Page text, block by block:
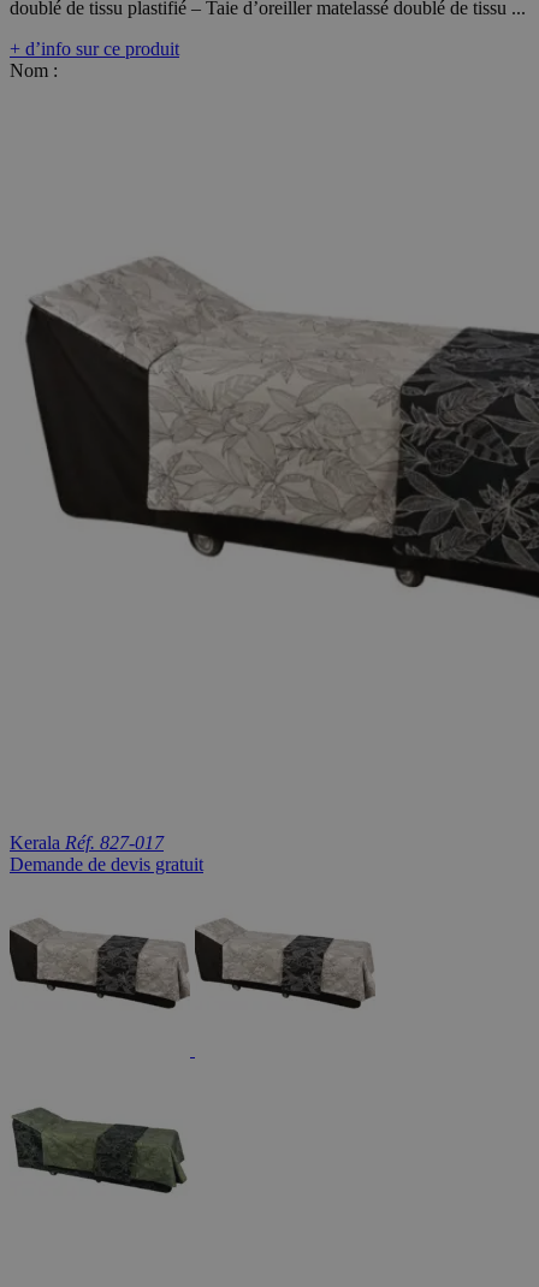
doublé de tissu plastifié – Taie d’oreiller matelassé doublé de tissu ...
+ d’info sur ce produit
Nom :
Kerala Réf. 827-017
Demande de devis gratuit